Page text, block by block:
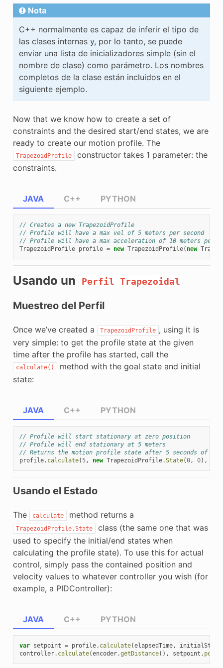
Nota
C++ normalmente es capaz de inferir el tipo de
las clases internas y, por lo tanto, se puede
enviar una lista de inicializadores simple (sin el
nombre de clase) como parámetro. Los nombres
completos de la clase están incluidos en el
siguiente ejemplo.
Now that we know how to create a set of
constraints and the desired start/end states, we are
ready to create our motion profile. The
TrapezoidProfile
constructor takes 1 parameter: the
constraints.
JAVA
// Creates a new TrapezoidProfile
// Profile will have a max vel of 5 meters per second
// Profile will have a max acceleration of 10 meters per
TrapezoidProfile profile = new TrapezoidProfile( new
C++ PYTHON
Usando un Perfil Trapezoidal
Muestreo del Perfil
Once we’ve created a TrapezoidProfile , using it is
very simple: to get the profile state at the given
time after the profile has started, call the
calculate()
method with the goal state and initial
state:
JAVA
// Profile will start stationary at zero position
// Profile will end stationary at 5 meters
// Returns the motion profile state after 5 seconds of
profile. calculate( 5, new TrapezoidProfile.State(0, 0),
C++ PYTHON
Usando el Estado
The calculate method returns a
TrapezoidProfile.State
class (the same one that was
used to specify the initial/end states when
calculating the profile state). To use this for actual
control, simply pass the contained position and
velocity values to whatever controller you wish (for
example, a PIDController):
JAVA
var setpoint = profile. calculate(elapsedTime, initialState
controller. calculate(encoder.getDistance(), setpoint .
C++ PYTHON